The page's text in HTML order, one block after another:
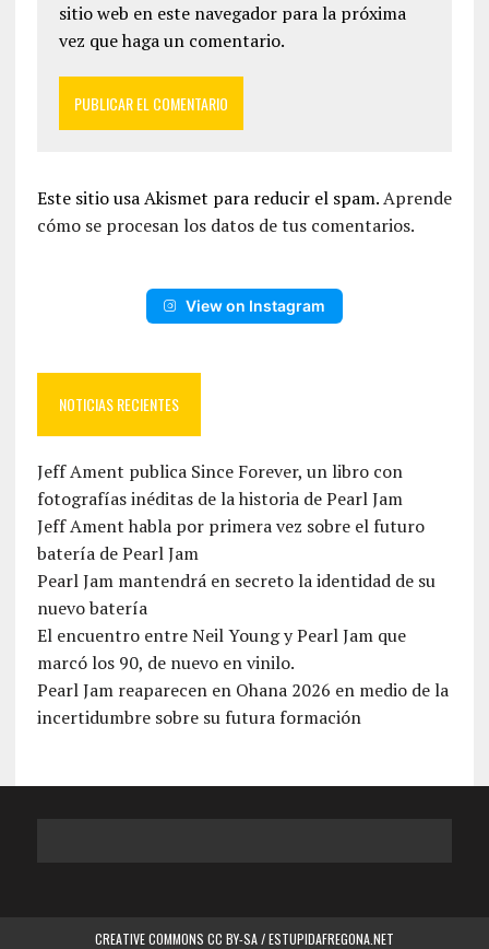
sitio web en este navegador para la próxima
vez que haga un comentario.
Este sitio usa Akismet para reducir el spam.Aprende
cómo se procesan los datos de tus comentarios.
View on Instagram
NOTICIAS RECIENTES
Jeff Ament publica Since Forever, un libro con
fotografías inéditas de la historia de Pearl Jam
Jeff Ament habla por primera vez sobre el futuro
batería de Pearl Jam
Pearl Jam mantendrá en secreto la identidad de su
nuevo batería
El encuentro entre Neil Young y Pearl Jam que
marcó los 90, de nuevo en vinilo.
Pearl Jam reaparecen en Ohana 2026 en medio de la
incertidumbre sobre su futura formación
CREATIVE COMMONS CC BY-SA / ESTUPIDAFREGONA.NET